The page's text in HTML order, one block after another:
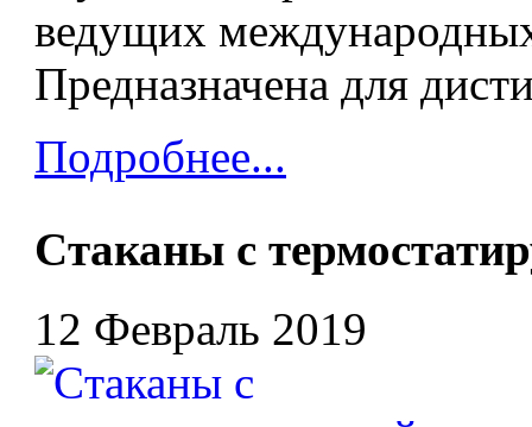
ведущих
Предназначена для
Подробнее...
Cтаканы с
12 Февраль 2019